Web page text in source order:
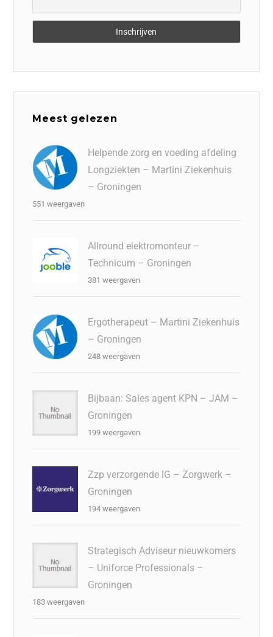
Meest gelezen
Helpende zorg en voeding afdeling
Longziekten – Martini Ziekenhuis
– Groningen
551 weergaven
Allround elektromonteur –
Technicum – Groningen
381 weergaven
Ergotherapeut – Martini Ziekenhuis
– Groningen
248 weergaven
Bijbaan: Sales agent KPN – JAM –
Groningen
199 weergaven
Zzp verzorgende IG – Zorgwerk –
Groningen
194 weergaven
Strategisch Adviseur nieuwkomers
– Uniforce Professionals –
Groningen
183 weergaven